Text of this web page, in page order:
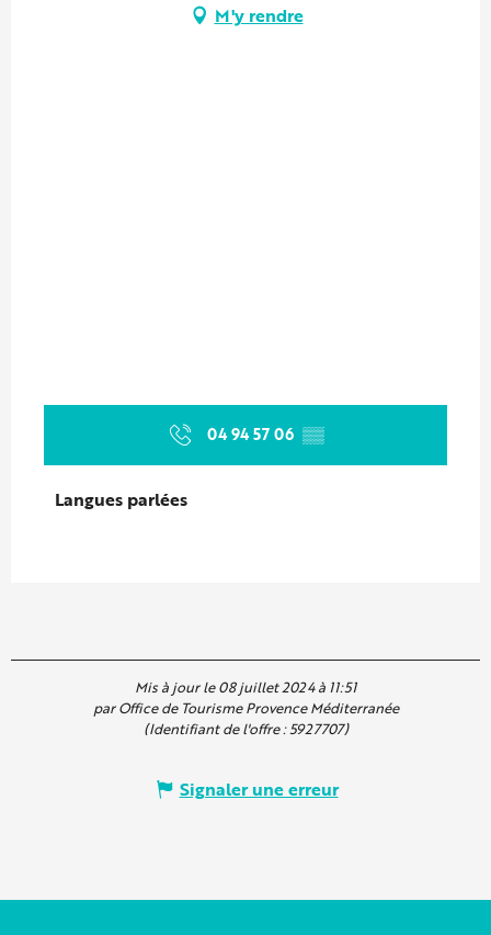
M'y rendre
04 94 57 06 ▒▒
Langues parlées
Langues parlées
Mis à jour le 08 juillet 2024 à 11:51
par Office de Tourisme Provence Méditerranée
(Identifiant de l'offre :5927707)
Signaler une erreur